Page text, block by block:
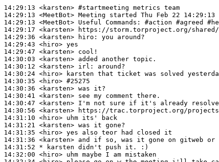
14:29:13 <karsten> #startmeeting metrics team
14:29:13 <MeetBot>
14:29:13 <MeetBot>
14:29:17 <karsten>
14:29:36 <karsten> hiro:
14:29:43 <hiro>
14:29:47 <karsten>
14:30:03 <karsten>
14:30:12 <karsten> irl:
14:30:24 <hiro>
14:30:35 <hiro> #25275
14:30:36 <karsten>
14:30:41 <karsten>
14:30:47 <karsten>
14:30:56 <karsten>
14:31:10 <hiro>
14:31:21 <karsten>
14:31:35 <hiro>
14:31:36 <karsten>
14:31:52 * karsten didn't push it. :)
14:32:00 <hiro>